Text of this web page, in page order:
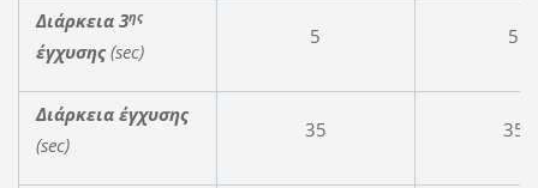
Διάρκεια 3ης
έγχυσης (sec)
5 5
Διάρκεια έγχυσης
(sec)
35 35